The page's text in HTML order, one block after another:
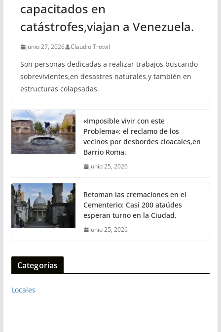
capacitados en
catástrofes,viajan a Venezuela.
junio 27, 2026 Claudio Trotvil
Son personas dedicadas a realizar trabajos,buscando
sobrevivientes,en desastres naturales.y también en
estructuras colapsadas.
«Imposible vivir con este
Problema»: el reclamo de los
vecinos por desbordes cloacales,en
Barrio Roma.
junio 25, 2026
Retoman las cremaciones en el
Cementerio: Casi 200 ataúdes
esperan turno en la Ciudad.
junio 25, 2026
Categorías
Locales